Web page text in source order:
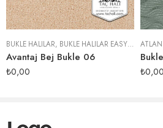
BUKLE HALILAR, BUKLE HALILAR EASY SERISI
Avantaj Bej Bukle 06
₺0,00 ₺0,00